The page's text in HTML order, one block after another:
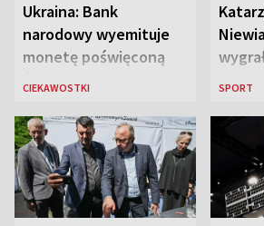
Ukraina: Bank
narodowy wyemituje
monetę poświęconą
św. Janowi Pawłowi II
CIEKAWOSTKI
de
SPORT